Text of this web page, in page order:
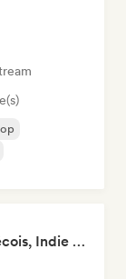
Best of Canada 🇨🇦 Québécois, Indie Pop & Homegrown Anthems